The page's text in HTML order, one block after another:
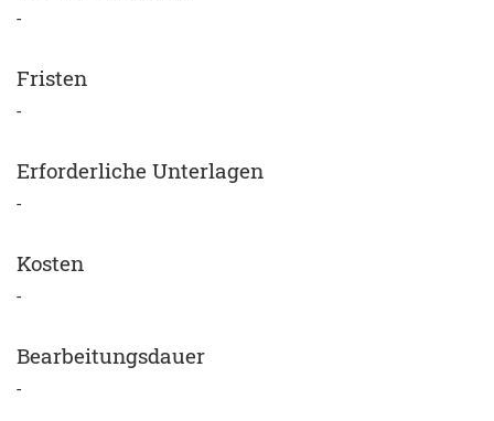
-
Fristen
-
Erforderliche Unterlagen
-
Kosten
-
Bearbeitungsdauer
-